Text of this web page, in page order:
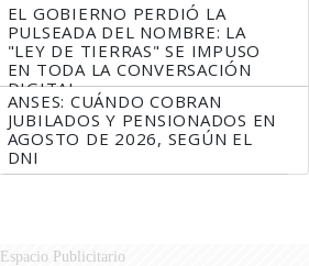
FUEGO
EL GOBIERNO PERDIÓ LA
PULSEADA DEL NOMBRE: LA
"LEY DE TIERRAS" SE IMPUSO
EN TODA LA CONVERSACIÓN
DIGITAL
ANSES: CUÁNDO COBRAN
JUBILADOS Y PENSIONADOS EN
AGOSTO DE 2026, SEGÚN EL
DNI
Espacio Publicitario